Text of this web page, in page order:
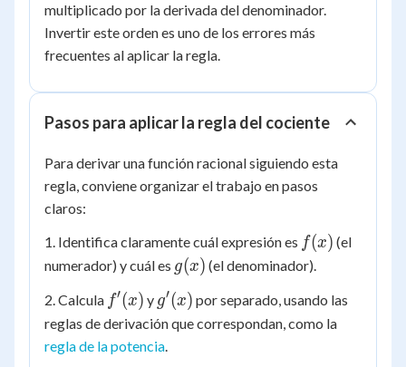
multiplicado por la derivada del denominador.
Invertir este orden es uno de los errores más
frecuentes al aplicar la regla.
Pasos para aplicar la regla del cociente
Para derivar una función racional siguiendo esta
regla, conviene organizar el trabajo en pasos
claros:
1. Identifica claramente cuál expresión es f(x)
f(x) (el
numerador) y cuál es g(x)
g(x) (el denominador).
2. Calcula f'(x)
f′(x) y g'(x)
g′(x) por separado, usando las
reglas de derivación que correspondan, como la
regla de la potencia.